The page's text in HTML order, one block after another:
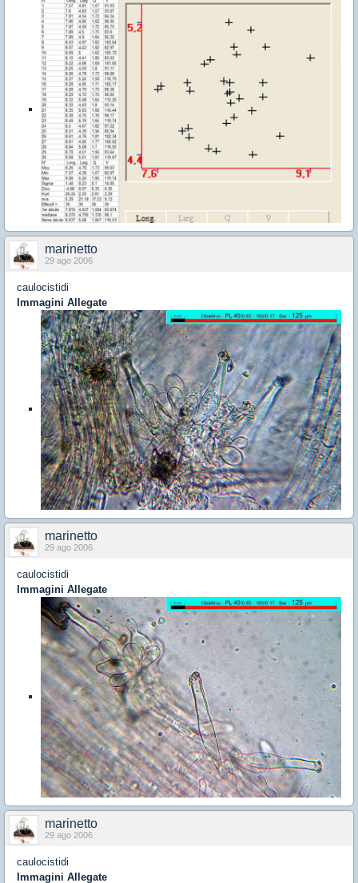
marinetto
29 ago 2006
caulocistidi
Immagini Allegate
marinetto
29 ago 2006
caulocistidi
Immagini Allegate
marinetto
29 ago 2006
caulocistidi
Immagini Allegate